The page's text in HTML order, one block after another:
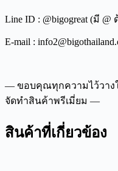
Line ID : @bigogreat (มี
E-mail :
— ขอบคุณทุกความไว้วางใ
จัดทำสินค้าพรีเมี่ยม —
สินค้าที่เกี่ยวข้อง